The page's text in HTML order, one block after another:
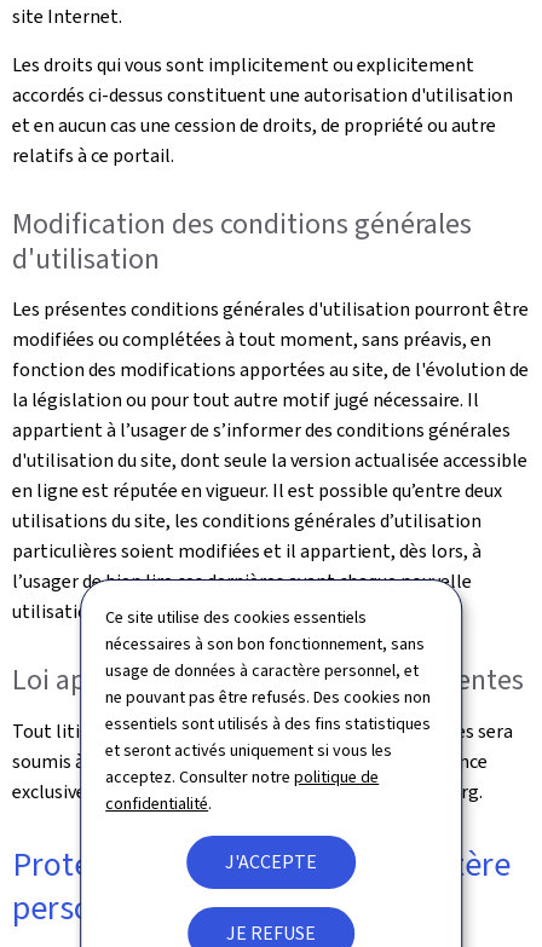
Ce site utilise des cookies essentiels
nécessaires à son bon fonctionnement, sans
usage de données à caractère personnel, et
ne pouvant pas être refusés. Des cookies non
essentiels sont utilisés à des fins statistiques
et seront activés uniquement si vous les
acceptez. Consulter notrepolitique de
confidentialité.
J'ACCEPTE
JE REFUSE
site Internet.
Les droits qui vous sont implicitement ou explicitement
accordés ci-dessus constituent une autorisation d'utilisation
et en aucun cas une cession de droits, de propriété ou autre
relatifs à ce portail.
Modification des conditions générales
d'utilisation
Les présentes conditions générales d'utilisation pourront être
modifiées ou complétées à tout moment, sans préavis, en
fonction des modifications apportées au site, de l'évolution de
la législation ou pour tout autre motif jugé nécessaire. Il
appartient à l’usager de s’informer des conditions générales
d'utilisation du site, dont seule la version actualisée accessible
en ligne est réputée en vigueur. Il est possible qu’entre deux
utilisations du site, les conditions générales d’utilisation
particulières soient modifiées et il appartient, dès lors, à
l’usager de bien lire ces dernières avant chaque nouvelle
utilisation.
Loi applicable et juridictions compétentes
Tout litige relatif à l'utilisation de ce site et ses Services sera
soumis à la loi luxembourgeoise et sera de la compétence
exclusive des juridictions du Grand-Duché de Luxembourg.
Protection des données à caractère
personnel